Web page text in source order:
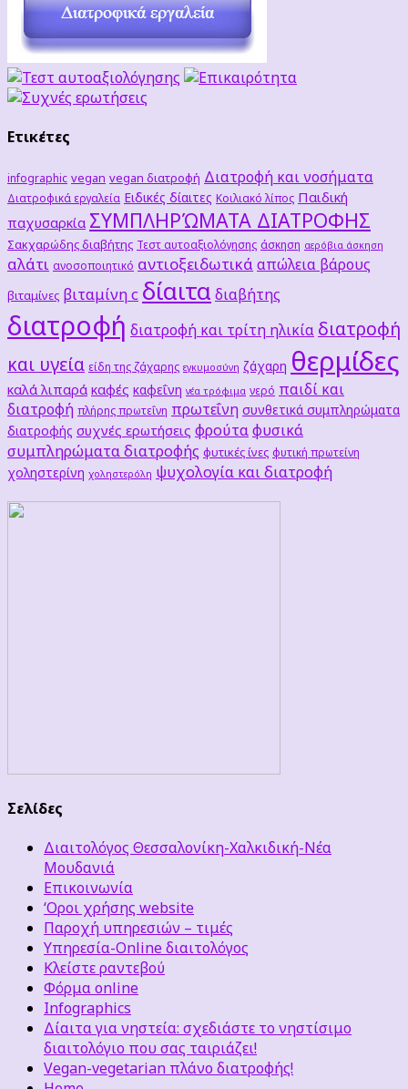
Ετικέτες
infographic vegan vegan διατροφή Διατροφή και νοσήματα
Διατροφικά εργαλεία Ειδικές δίαιτες Κοιλιακό λίπος Παιδική
παχυσαρκία ΣΥΜΠΛΗΡΏΜΑΤΑ ΔΙΑΤΡΟΦΗΣ
Σακχαρώδης διαβήτης Τεστ αυτοαξιολόγησης άσκηση αερόβια άσκηση
αλάτι ανοσοποιητικό αντιοξειδωτικά απώλεια βάρους
βιταμίνες βιταμίνη c δίαιτα διαβήτης
διατροφή διατροφή και τρίτη ηλικία διατροφή
και υγεία είδη της ζάχαρης εγκυμοσύνη ζάχαρη θερμίδες
καλά λιπαρά καφές καφεΐνη νέα τρόφιμα νερό παιδί και
διατροφή πλήρης πρωτεΐνη πρωτεΐνη συνθετικά συμπληρώματα
διατροφής συχνές ερωτήσεις φρούταφυσικά
συμπληρώματα διατροφής φυτικές ίνες φυτική πρωτείνη
χοληστερίνη χοληστερόλη ψυχολογία και διατροφή
Σελίδες
Διαιτολόγος Θεσσαλονίκη-Χαλκιδική-Νέα
Μουδανιά
Επικοινωνία
‘Οροι χρήσης website
Παροχή υπηρεσιών – τιμές
Υπηρεσία-Online διαιτολόγος
Κλείστε ραντεβού
Φόρμα online
Infographics
Δίαιτα για νηστεία: σχεδιάστε το νηστίσιμο
διαιτολόγιο που σας ταιριάζει!
Vegan-vegetarian πλάνο διατροφής!